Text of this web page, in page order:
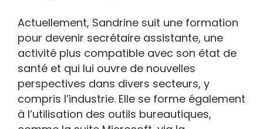
Actuellement, Sandrine suit une formation
pour devenir secrétaire assistante, une
activité plus compatible avec son état de
santé et qui lui ouvre de nouvelles
perspectives dans divers secteurs, y
compris l’industrie. Elle se forme également
à l’utilisation des outils bureautiques,